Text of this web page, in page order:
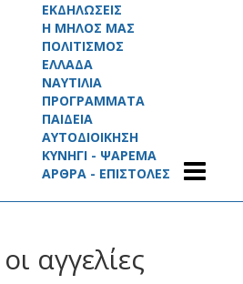
ΕΚΔΗΛΩΣΕΙΣ
Η ΜΗΛΟΣ ΜΑΣ
ΠΟΛΙΤΙΣΜΟΣ
ΕΛΛΑΔΑ
ΝΑΥΤΙΛΙΑ
ΠΡΟΓΡΑΜΜΑΤΑ
ΠΑΙΔΕΙΑ
ΑΥΤΟΔΙΟΙΚΗΣΗ
ΚΥΝΗΓΙ - ΨΑΡΕΜΑ
ΑΡΘΡΑ - ΕΠΙΣΤΟΛΕΣ
αγγελίες